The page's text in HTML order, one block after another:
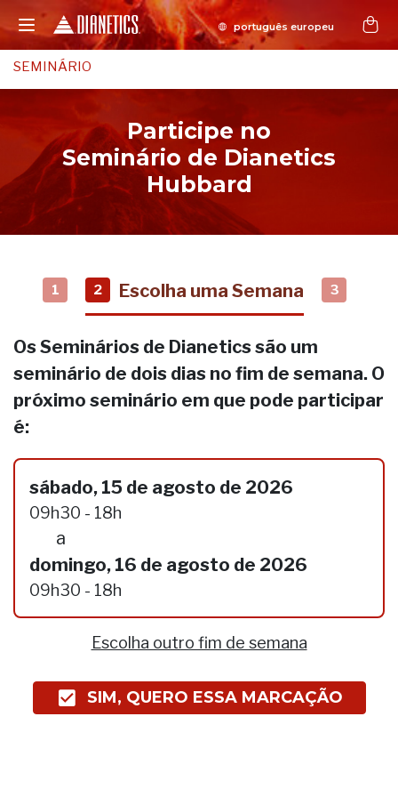
SEMINÁRIO
Participe no
Seminário de Dianetics
Hubbard
1 2 Escolha uma Semana 3
Os Seminários de Dianetics são um
seminário de dois dias no fim de semana. O
próximo seminário em que pode participar
é:
sábado, 15 de agosto de 2026
09h30 - 18h
a
domingo, 16 de agosto de 2026
09h30 - 18h
Escolha outro fim de semana
SIM, QUERO ESSA MARCAÇÃO